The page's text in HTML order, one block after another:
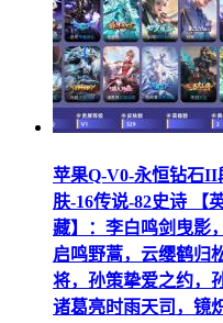
苹果Q-V0-永恒钻石II
肤-16传说-82史诗 【
藏】：李白鸣剑曳影
启鸣野蒿，云缨鹤归
将，孙策挚爱之约，
诸葛亮时雨天司，镜